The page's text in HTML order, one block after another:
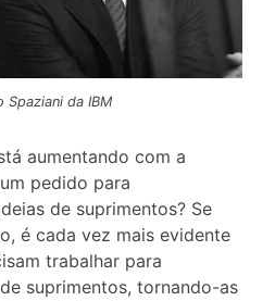
Spaziani da IBM
aumentando com a
pedido para
de suprimentos? Se
é cada vez mais evidente
trabalhar para
suprimentos, tornando-as